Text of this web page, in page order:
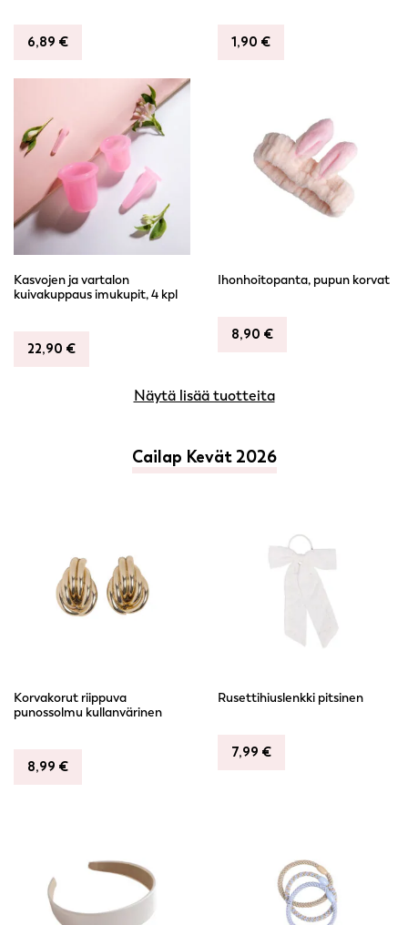
6,89 € 1,90 €
Kasvojen ja vartalon
kuivakuppaus imukupit, 4 kpl
22,90 €
Ihonhoitopanta, pupun korvat
8,90 €
Näytä lisää tuotteita
Cailap Kevät 2026
Korvakorut riippuva
punossolmu kullanvärinen
8,99 €
Rusettihiuslenkki pitsinen
7,99 €